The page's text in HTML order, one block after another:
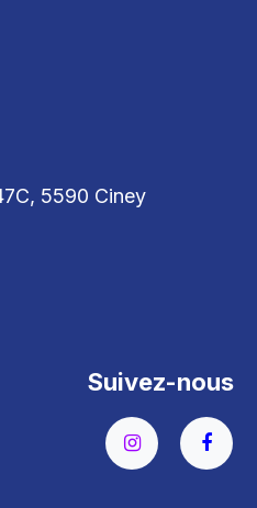
5590 Ciney
Suivez-nous